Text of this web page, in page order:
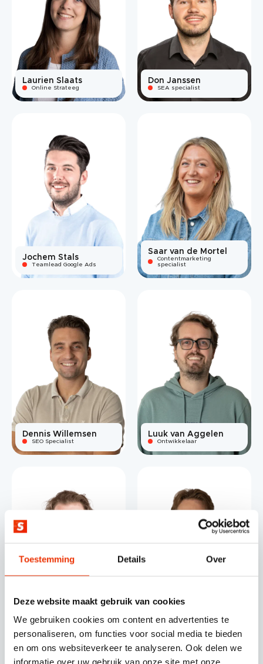
Toestemming Details Over
Deze website maakt gebruik van cookies
We gebruiken cookies om content en advertenties te
personaliseren, om functies voor social media te bieden
en om ons websiteverkeer te analyseren. Ook delen we
informatie over uw gebruik van onze site met onze
Laurien Slaats
Online Strateeg
Don Janssen
SEA specialist
Jochem Stals
Teamlead Google Ads
Saar van de Mortel
Contentmarketing
specialist
Dennis Willemsen
SEO Specialist
Luuk van Aggelen
Ontwikkelaar
UX & UI Designer SEO Specialist